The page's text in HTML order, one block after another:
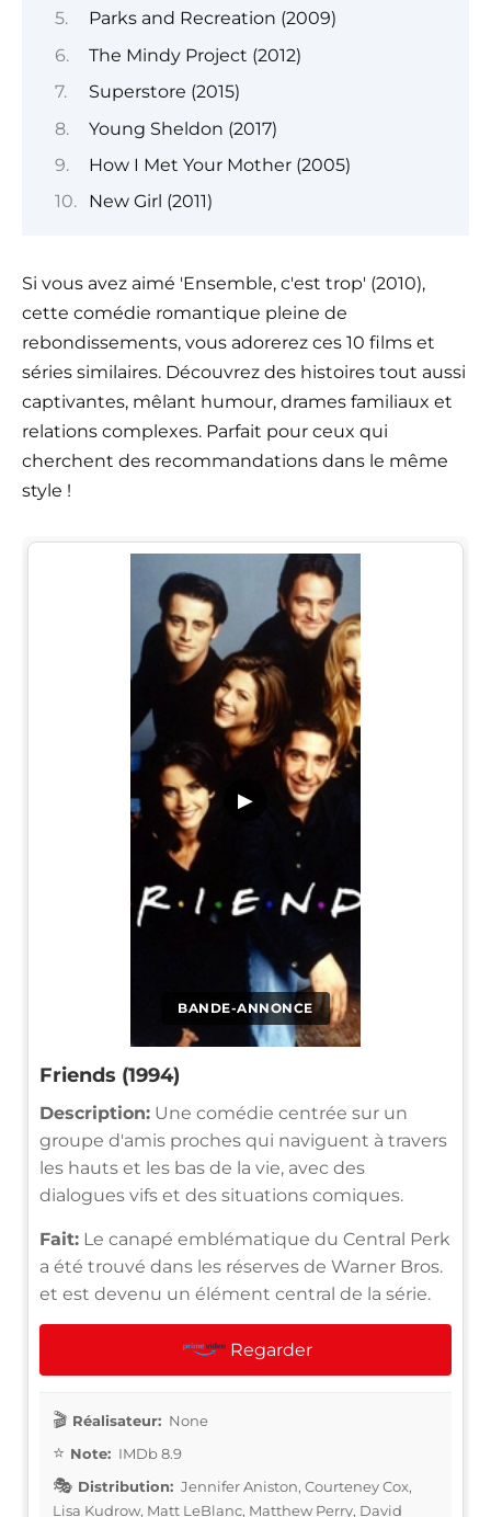
Parks and Recreation (2009)
The Mindy Project (2012)
Superstore (2015)
Young Sheldon (2017)
How I Met Your Mother (2005)
New Girl (2011)
Si vous avez aimé 'Ensemble, c'est trop' (2010),
cette comédie romantique pleine de
rebondissements, vous adorerez ces 10 films et
séries similaires. Découvrez des histoires tout aussi
captivantes, mêlant humour, drames familiaux et
relations complexes. Parfait pour ceux qui
cherchent des recommandations dans le même
style !
BANDE-ANNONCE
▶
Friends (1994)
Description: Une comédie centrée sur un
groupe d'amis proches qui naviguent à travers
les hauts et les bas de la vie, avec des
dialogues vifs et des situations comiques.
Fait: Le canapé emblématique du Central Perk
a été trouvé dans les réserves de Warner Bros.
et est devenu un élément central de la série.
Regarder
Réalisateur: None
Note: IMDb 8.9
Distribution: Jennifer Aniston, Courteney Cox,
Lisa Kudrow, Matt LeBlanc, Matthew Perry, David